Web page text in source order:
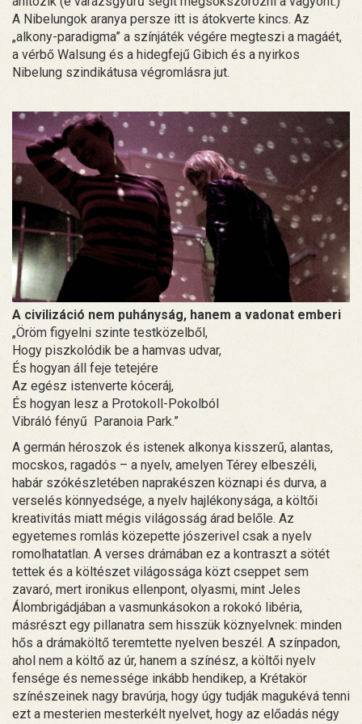
A Nibelungok aranya persze itt is átokverte kincs. Az
„alkony-paradigma” a színjáték végére megteszi a magáét,
a vérbő Walsung és a hidegfejű Gibich és a nyirkos
Nibelung szindikátusa végromlásra jut.
A civilizáció nem puhányság, hanem a vadonat emberi
„Öröm figyelni szinte testközelből,
Hogy piszkolódik be a hamvas udvar,
És hogyan áll feje tetejére
Az egész istenverte kóceráj,
És hogyan lesz a Protokoll-Pokolból
Vibráló fényű Paranoia Park.”
A germán héroszok és istenek alkonya kisszerű, alantas,
mocskos, ragadós – a nyelv, amelyen Térey elbeszéli,
habár szókészletében naprakészen köznapi és durva, a
verselés könnyedsége, a nyelv hajlékonysága, a költői
kreativitás miatt mégis világosság árad belőle. Az
egyetemes romlás közepette jószerivel csak a nyelv
romolhatatlan. A verses drámában ez a kontraszt a sötét
tettek és a költészet világossága közt cseppet sem
zavaró, mert ironikus ellenpont, olyasmi, mint Jeles
Álombrigádjában a vasmunkásokon a rokokó libéria,
másrészt egy pillanatra sem hisszük köznyelvnek: minden
hős a drámaköltő teremtette nyelven beszél. A színpadon,
ahol nem a költő az úr, hanem a színész, a költői nyelv
fensége és nemessége inkább hendikep, a Krétakör
színészeinek nagy bravúrja, hogy úgy tudják magukévá tenni
ezt a mesterien mesterkélt nyelvet, hogy az előadás négy